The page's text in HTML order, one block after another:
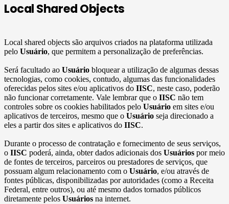
Local Shared Objects
Local shared objects são arquivos criados na plataforma utilizada
pelo Usuário, que permitem a personalização de preferências.
Será facultado ao Usuário bloquear a utilização de algumas dessas
tecnologias, como cookies, contudo, algumas das funcionalidades
oferecidas pelos sites e/ou aplicativos do IISC, neste caso, poderão
não funcionar corretamente. Vale lembrar que o IISC não tem
controles sobre os cookies habilitados pelo Usuário em sites e/ou
aplicativos de terceiros, mesmo que o Usuário seja direcionado a
eles a partir dos sites e aplicativos do IISC.
Durante o processo de contratação e fornecimento de seus serviços,
o IISC poderá, ainda, obter dados adicionais dos Usuários por meio
de fontes de terceiros, parceiros ou prestadores de serviços, que
possuam algum relacionamento com o Usuário, e/ou através de
fontes públicas, disponibilizadas por autoridades (como a Receita
Federal, entre outros), ou até mesmo dados tornados públicos
diretamente pelos Usuários na internet.